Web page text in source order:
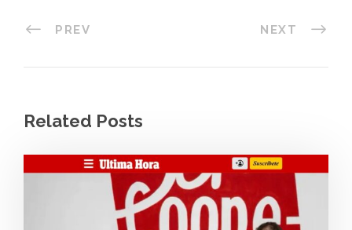
PREV NEXT
Related Posts